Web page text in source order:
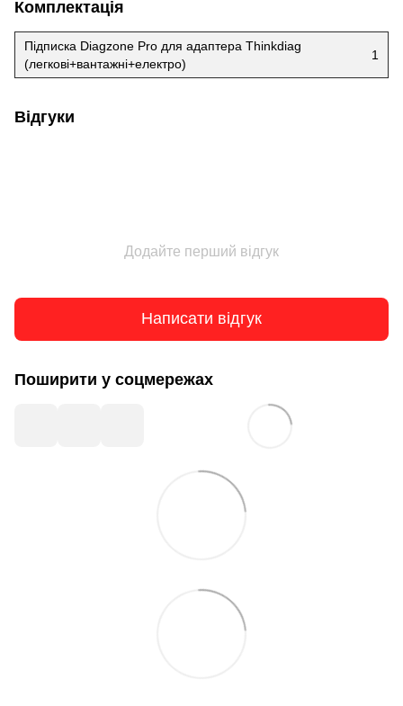
Комплектація
Підписка Diagzone Pro для адаптера Thinkdiag
(легкові+вантажні+електро)
1
Відгуки
Додайте перший відгук
Написати відгук
Поширити у соцмережах